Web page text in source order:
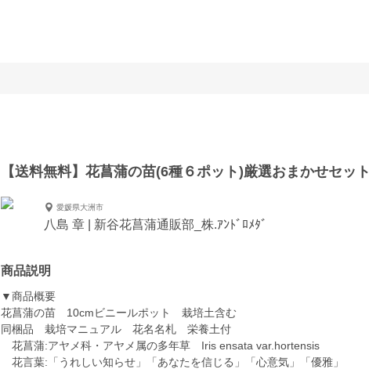
【送料無料】花菖蒲の苗(6種６ポット)厳選おまかせセット
愛媛県大洲市
八島 章 | 新谷花菖蒲通販部_株.ｱﾝﾄﾞﾛﾒﾀﾞ
商品説明
▼商品概要
花菖蒲の苗 10cmビニールポット 栽培土含む
同梱品 栽培マニュアル 花名名札 栄養土付
花菖蒲:アヤメ科・アヤメ属の多年草 Iris ensata var.hortensis
花言葉:「うれしい知らせ」「あなたを信じる」「心意気」「優雅」